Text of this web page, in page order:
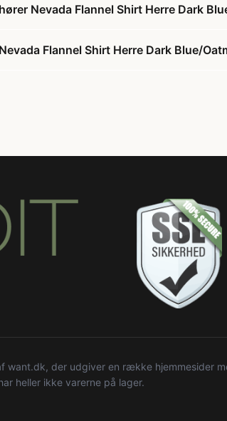
Nevada Flannel Shirt Herre Dark
Flannel Shirt Herre Dark Blue/
want.dk, der udgiver en række hjemmesider
heller ikke varerne på lager.